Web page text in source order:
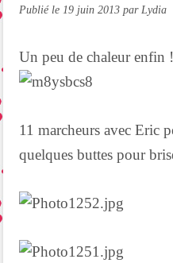
Publié le 19 juin 2013 par Lydia
Un peu de chaleur enfin
11 marcheurs avec Eric
quelques buttes pour